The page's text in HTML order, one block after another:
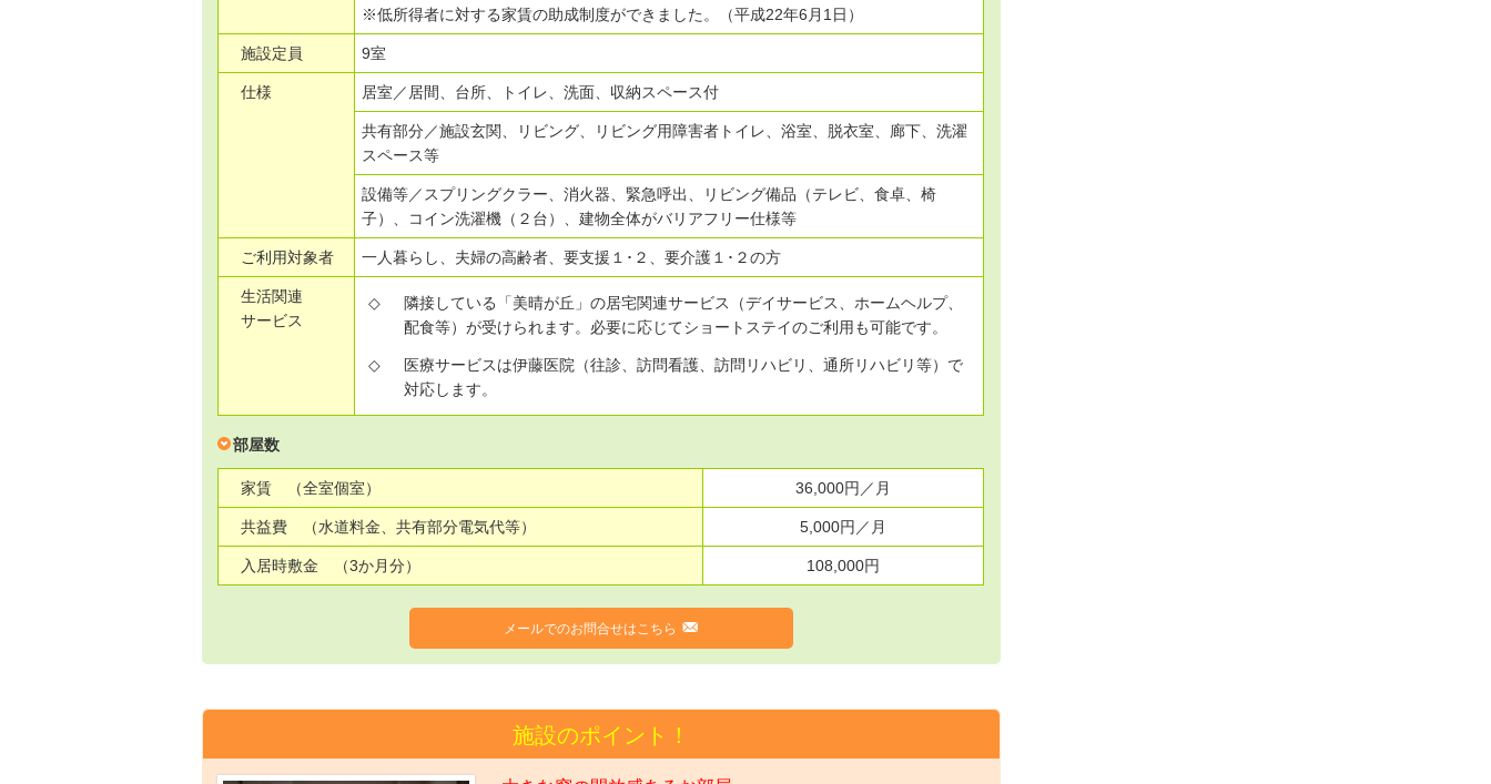
※低所得者に対する家賃の助成制度ができました。（平成22年6月1日）
施設定員 9室
仕様 居室／居間、台所、トイレ、洗面、収納スペース付
共有部分／施設玄関、リビング、リビング用障害者トイレ、浴室、脱衣室、廊下、洗濯
スペース等
設備等／スプリングクラー、消火器、緊急呼出、リビング備品（テレビ、食卓、椅
子）、コイン洗濯機（２台）、建物全体がバリアフリー仕様等
ご利用対象者 一人暮らし、夫婦の高齢者、要支援１･２、要介護１･２の方
生活関連
サービス
◇
隣接している「美晴が丘」の居宅関連サービス（デイサービス、ホームヘルプ、
配食等）が受けられます。必要に応じてショートステイのご利用も可能です。
◇
医療サービスは伊藤医院（往診、訪問看護、訪問リハビリ、通所リハビリ等）で
対応します。
部屋数
家賃 （全室個室） 36,000円／月
共益費 （水道料金、共有部分電気代等） 5,000円／月
入居時敷金 （3か月分） 108,000円
メールでのお問合せはこちら F
施設のポイント！